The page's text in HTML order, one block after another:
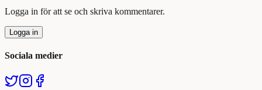
Logga in för att se och skriva kommentarer.
Logga in
Sociala medier